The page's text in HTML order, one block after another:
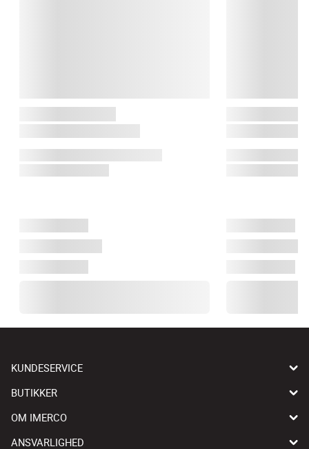
KUNDESERVICE
BUTIKKER
OM IMERCO
ANSVARLIGHED